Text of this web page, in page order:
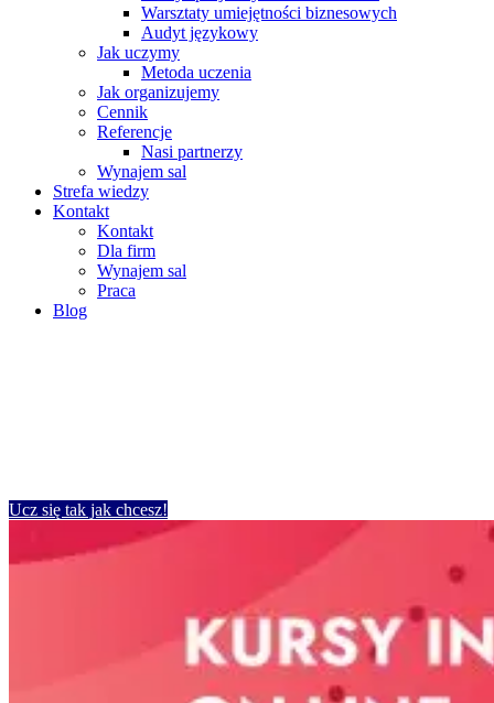
Warsztaty umiejętności biznesowych
Audyt językowy
Jak uczymy
Metoda uczenia
Jak organizujemy
Cennik
Referencje
Nasi partnerzy
Wynajem sal
Strefa wiedzy
Kontakt
Kontakt
Dla firm
Wynajem sal
Praca
Blog
Ucz się tak jak chcesz!